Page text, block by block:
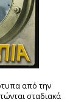
από την
σταδιακά